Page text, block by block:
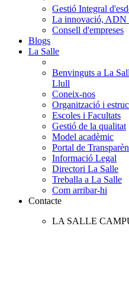
Gestió Integral
La innovació, ADN
Consell d'empreses
Blogs
La Salle
Benvinguts a La
Llull
Coneix-nos
Organització i
Escoles i Facultats
Gestió de la qualitat
Model acadèmic
Portal de
Informació Legal
Directori La Salle
Treballa a La Salle
Com arribar-hi
Contacte
LA SALLE